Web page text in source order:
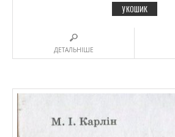
У КОШИК
ДЕТАЛЬНІШЕ